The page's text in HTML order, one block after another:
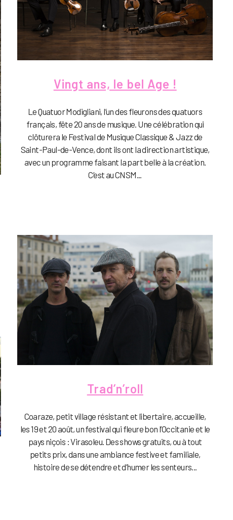
Vingt ans, le bel Age !
Le Quatuor Modigliani, l’un des fleurons des quatuors
français, fête 20 ans de musique. Une célébration qui
clôturera le Festival de Musique Classique & Jazz de
Saint-Paul-de-Vence, dont ils ont la direction artistique,
avec un programme faisant la part belle à la création.
C’est au CNSM...
Trad’n’roll
Coaraze, petit village résistant et libertaire, accueille,
les 19 et 20 août, un festival qui fleure bon l’Occitanie et le
pays niçois : Virasoleu. Des shows gratuits, ou à tout
petits prix, dans une ambiance festive et familiale,
histoire de se détendre et d’humer les senteurs...